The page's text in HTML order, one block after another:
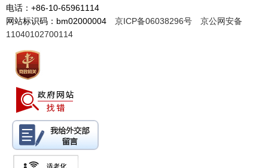
电话：+86-10-65961114
网站标识码：bm02000004 京ICP备06038296号
京公网安备
11040102700114